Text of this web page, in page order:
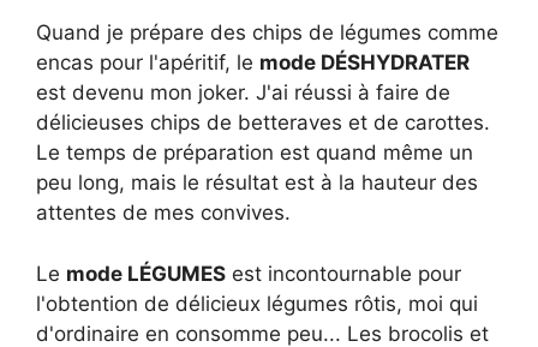
Quand je prépare des chips de légumes comme
encas pour l'apéritif, le mode DÉSHYDRATER
est devenu mon joker. J'ai réussi à faire de
délicieuses chips de betteraves et de carottes.
Le temps de préparation est quand même un
peu long, mais le résultat est à la hauteur des
attentes de mes convives.
Le mode LÉGUMES est incontournable pour
l'obtention de délicieux légumes rôtis, moi qui
d'ordinaire en consomme peu... Les brocolis et